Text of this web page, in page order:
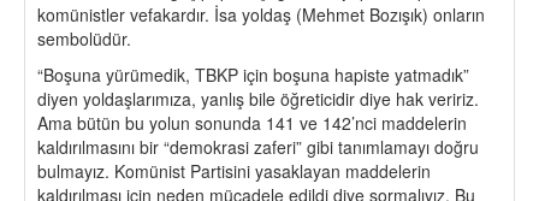
komünistler vefakardır. İsa yoldaş (Mehmet Bozışık) onların
sembolüdür.
“Boşuna yürümedik, TBKP için boşuna hapiste yatmadık”
diyen yoldaşlarımıza, yanlış bile öğreticidir diye hak veririz.
Ama bütün bu yolun sonunda 141 ve 142’nci maddelerin
kaldırılmasını bir “demokrasi zaferi” gibi tanımlamayı doğru
bulmayız. Komünist Partisini yasaklayan maddelerin
kaldırılması için neden mücadele edildi diye sormalıyız. Bu